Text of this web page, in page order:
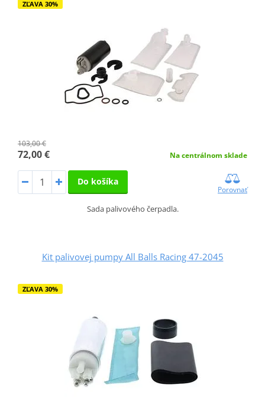
ZĽAVA 30%
103,00 €
72,00 € Na centrálnom sklade
Do košíka
Porovnať
Sada palivového čerpadla.
Kit palivovej pumpy All Balls Racing 47-2045
ZĽAVA 30%